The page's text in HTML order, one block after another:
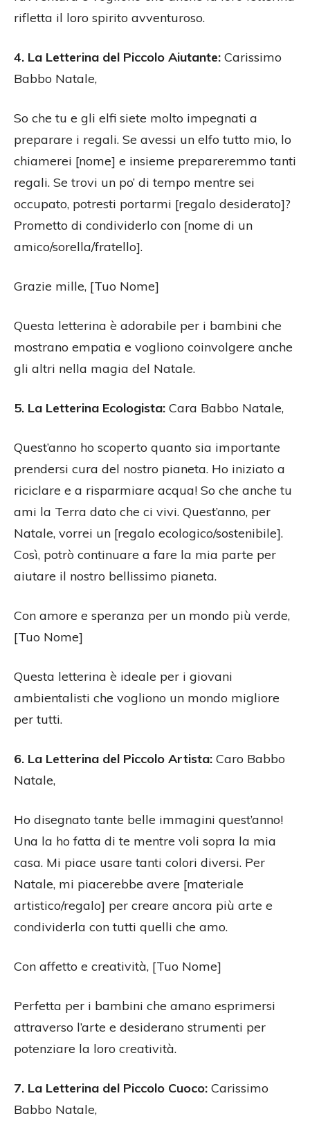
rifletta il loro spirito avventuroso.
4. La Letterina del Piccolo Aiutante: Carissimo
Babbo Natale,
So che tu e gli elfi siete molto impegnati a
preparare i regali. Se avessi un elfo tutto mio, lo
chiamerei [nome] e insieme prepareremmo tanti
regali. Se trovi un po’ di tempo mentre sei
occupato, potresti portarmi [regalo desiderato]?
Prometto di condividerlo con [nome di un
amico/sorella/fratello].
Grazie mille, [Tuo Nome]
Questa letterina è adorabile per i bambini che
mostrano empatia e vogliono coinvolgere anche
gli altri nella magia del Natale.
5. La Letterina Ecologista: Cara Babbo Natale,
Quest’anno ho scoperto quanto sia importante
prendersi cura del nostro pianeta. Ho iniziato a
riciclare e a risparmiare acqua! So che anche tu
ami la Terra dato che ci vivi. Quest’anno, per
Natale, vorrei un [regalo ecologico/sostenibile].
Così, potrò continuare a fare la mia parte per
aiutare il nostro bellissimo pianeta.
Con amore e speranza per un mondo più verde,
[Tuo Nome]
Questa letterina è ideale per i giovani
ambientalisti che vogliono un mondo migliore
per tutti.
6. La Letterina del Piccolo Artista: Caro Babbo
Natale,
Ho disegnato tante belle immagini quest’anno!
Una la ho fatta di te mentre voli sopra la mia
casa. Mi piace usare tanti colori diversi. Per
Natale, mi piacerebbe avere [materiale
artistico/regalo] per creare ancora più arte e
condividerla con tutti quelli che amo.
Con affetto e creatività, [Tuo Nome]
Perfetta per i bambini che amano esprimersi
attraverso l’arte e desiderano strumenti per
potenziare la loro creatività.
7. La Letterina del Piccolo Cuoco: Carissimo
Babbo Natale,